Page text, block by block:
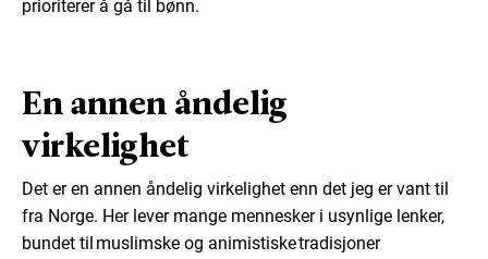
prioriterer å gå til bønn.
En annen åndelig
virkelighet
Det er en annen åndelig virkelighet enn det jeg er vant til
fra Norge. Her lever mange mennesker i usynlige lenker,
bundet til muslimske og animistiske tradisjoner